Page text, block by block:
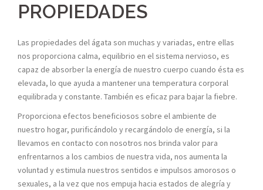
PROPIEDADES
Las propiedades del ágata son muchas y variadas, entre ellas
nos proporciona calma, equilibrio en el sistema nervioso, es
capaz de absorber la energía de nuestro cuerpo cuando ésta es
elevada, lo que ayuda a mantener una temperatura corporal
equilibrada y constante. También es eficaz para bajar la fiebre.
Proporciona efectos beneficiosos sobre el ambiente de
nuestro hogar, purificándolo y recargándolo de energía, si la
llevamos en contacto con nosotros nos brinda valor para
enfrentarnos a los cambios de nuestra vida, nos aumenta la
voluntad y estimula nuestros sentidos e impulsos amorosos o
sexuales, a la vez que nos empuja hacia estados de alegría y